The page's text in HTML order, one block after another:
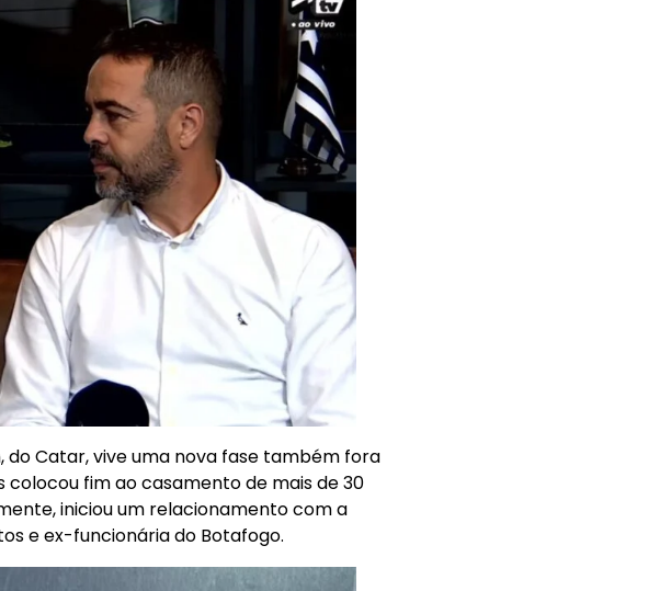
Catar, vive uma nova fase também fora
colocou fim ao casamento de mais de 30
iniciou um relacionamento com a
e ex-funcionária do Botafogo.